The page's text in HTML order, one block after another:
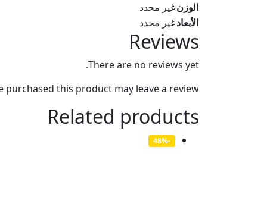
الوزنغير محدد
الأبعادغير محدد
Reviews
There are no reviews yet.
this product may leave a review.
Related products
-48%